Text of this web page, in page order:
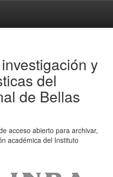
y
del
de Bellas
acceso abierto para archivar,
académica del Instituto